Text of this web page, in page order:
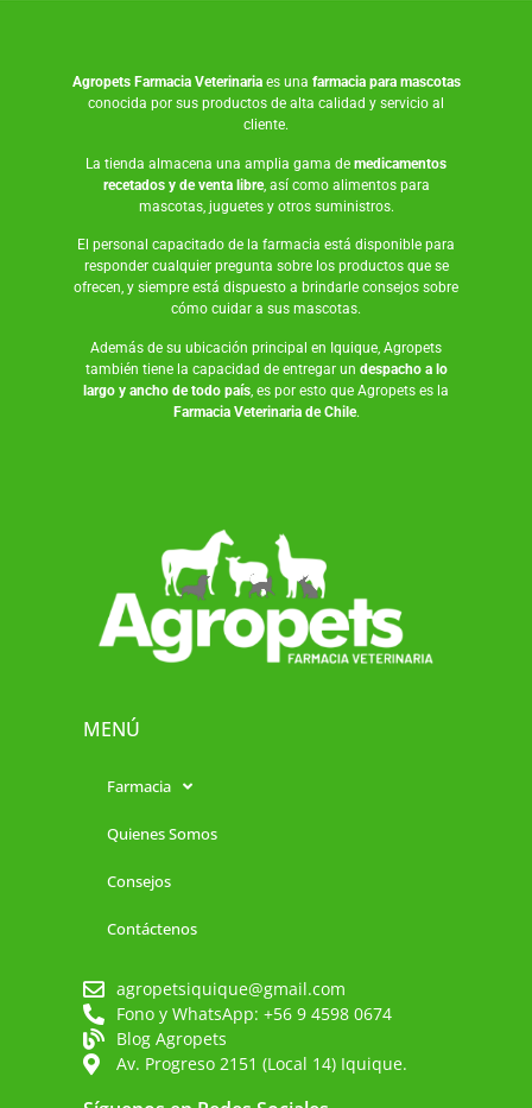
Agropets Farmacia Veterinariaes una farmacia para mascotas
conocida por sus productos de alta calidad y servicio al
cliente.
La tienda almacena una amplia gama de medicamentos
recetados y de venta libre, así como alimentos para
mascotas, juguetesy otros suministros.
El personal capacitado de la farmacia está disponible para
responder cualquier pregunta sobre los productos que se
ofrecen, y siempre está dispuesto a brindarle consejos sobre
cómo cuidar a sus mascotas.
Además de su ubicación principal en Iquique, Agropets
también tiene la capacidad de entregar un despacho a lo
largo y ancho de todo país , es por esto que Agropets es la
Farmacia Veterinaria de Chile.
MENÚ
Farmacia
Quienes Somos
Consejos
Contáctenos
agropetsiquique@gmail.com
Fono y WhatsApp: +56 9 4598 0674
Blog Agropets
Av. Progreso 2151 (Local 14) Iquique.